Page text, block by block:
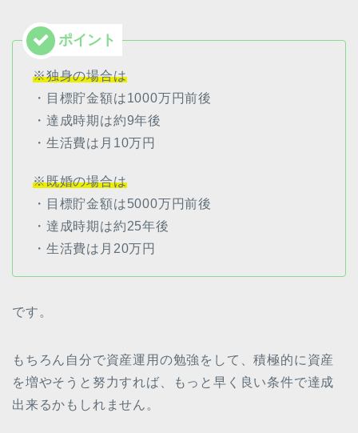
※独身の場合は
・目標貯金額は1000万円前後
・達成時期は約9年後
・生活費は月10万円
※既婚の場合は
・目標貯金額は5000万円前後
・達成時期は約25年後
・生活費は月20万円
です。
もちろん自分で資産運用の勉強をして、積極的に資産
を増やそうと努力すれば、もっと早く良い条件で達成
出来るかもしれません。